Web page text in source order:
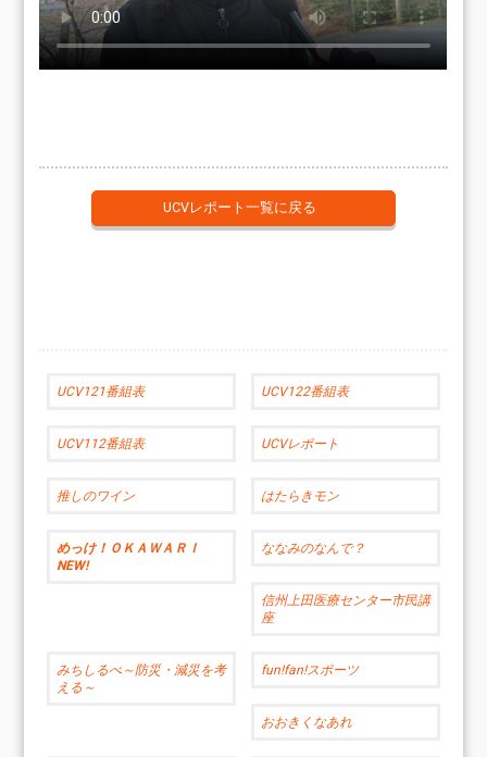
UCVレポート一覧に戻る
UCV121番組表 UCV122番組表
UCV112番組表 UCVレポート
推しのワイン はたらきモン
めっけ！ＯＫＡＷＡＲＩ
NEW!
ななみのなんで？
信州上田医療センター市民講
座
みちしるべ～防災・減災を考
える～
fun!fan!スポーツ
おおきくなあれ